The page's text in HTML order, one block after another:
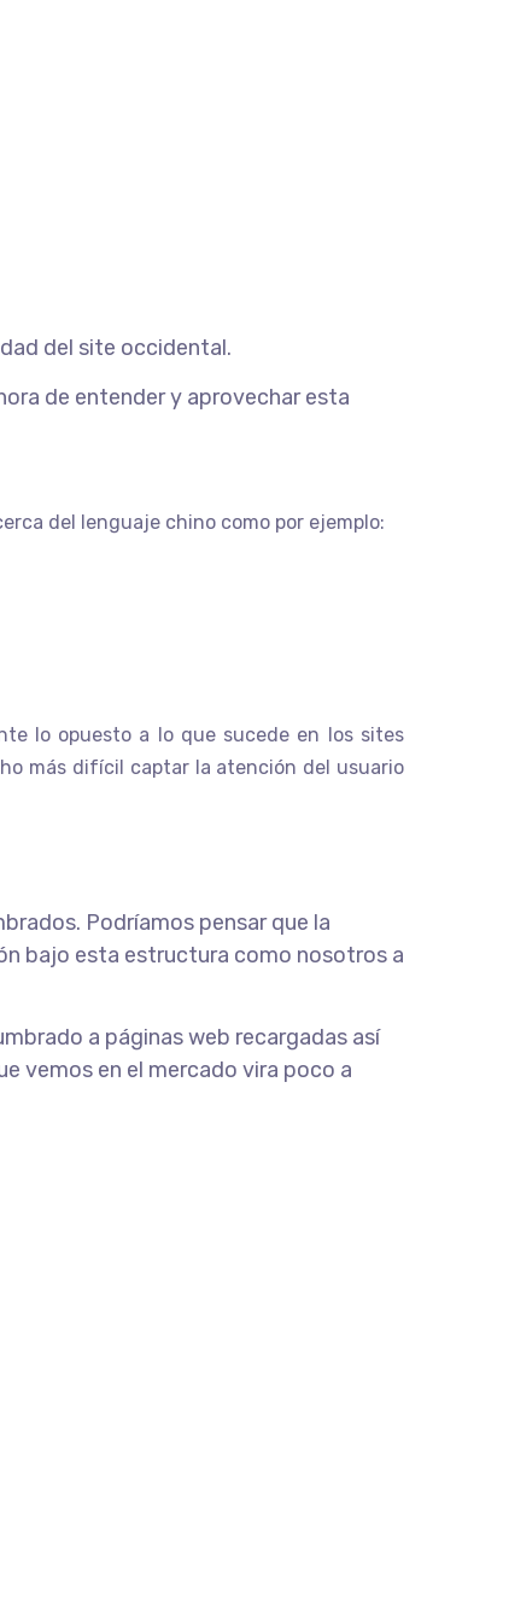
del site occidental.
de entender y aprovechar esta
del lenguaje chino como por ejemplo:
lo opuesto a lo que sucede en los sites
más difícil captar la atención del usuario
Podríamos pensar que la
bajo esta estructura como nosotros a
a páginas web recargadas así
vemos en el mercado vira poco a